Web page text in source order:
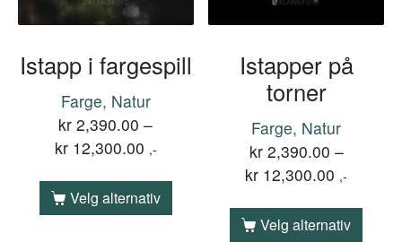
Istapp i fargespill
Farge, Natur
kr 2,390.00 –
kr12,300.00 ,-
Velg alternativ
Istapper på
torner
Farge, Natur
kr2,390.00 –
kr 12,300.00 ,-
Velg alternativ